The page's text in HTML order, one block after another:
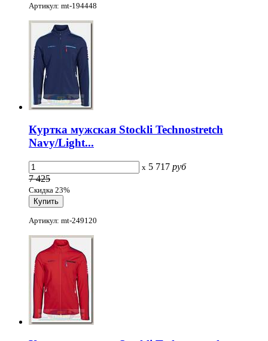
Артикул: mt-194448
Куртка мужская Stockli Technostretch
Navy/Light...
x 5 717 руб
7 425
Скидка 23%
Артикул: mt-249120